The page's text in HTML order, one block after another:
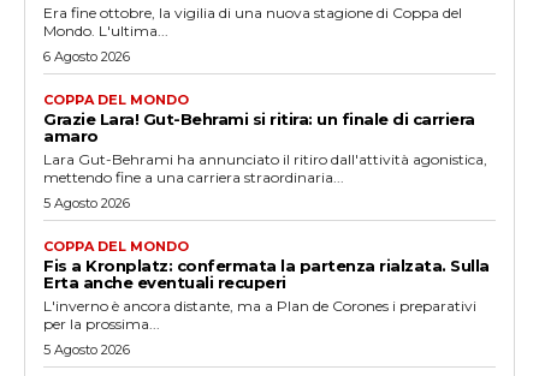
Era fine ottobre, la vigilia di una nuova stagione di Coppa del
Mondo. L'ultima...
6 Agosto 2026
COPPA DEL MONDO
Grazie Lara! Gut-Behrami si ritira: un finale di carriera
amaro
Lara Gut-Behrami ha annunciato il ritiro dall'attività agonistica,
mettendo fine a una carriera straordinaria...
5 Agosto 2026
COPPA DEL MONDO
Fis a Kronplatz: confermata la partenza rialzata. Sulla
Erta anche eventuali recuperi
L'inverno è ancora distante, ma a Plan de Corones i preparativi
per la prossima...
5 Agosto 2026